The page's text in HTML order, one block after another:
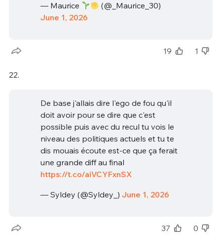
— Maurice
(@_Maurice_30)
June 1, 2026
19 1
22.
De base j'allais dire l'ego de fou qu'il
doit avoir pour se dire que c'est
possible puis avec du recul tu vois le
niveau des politiques actuels et tu te
dis mouais écoute est-ce que ça ferait
une grande diff au final
https://t.co/aiVCYFxnSX
— Syldey (@Syldey_) June 1, 2026
37 0